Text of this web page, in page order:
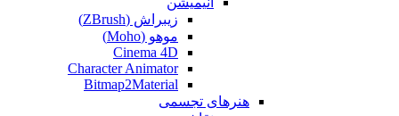
زیبراش (ZBrush)
موهو (Moho)
Cinema 4D
Character Animator
Bitmap2Material
هنرهای تجسمی